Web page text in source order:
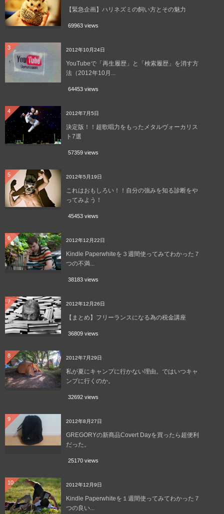
【緊急企画】ハリネズミの飼い方とその魅力
69963 views
3 2012年10月24日
YouTubeで「再生履歴」と「検索履歴」を消す方
法（2012年10月...
64453 views
4 2012年7月5日
決定版！！超歌唱力をもったメタルヴォーカリス
ト7選
57359 views
5 2012年5月19日
これはおもしろい！！自分の強みを知る診断をや
ってみよう！
45453 views
6 2012年12月22日
Kindle Paperwhiteを３週間使ってみてわかった７
つの不満...
38183 views
7 2012年12月26日
【まとめ】フリーランスになる為の税金講座
36809 views
8 2012年7月29日
私が夏にキャンプに行かない理由。ではいつキャ
ンプに行くのか。
32692 views
9 2012年8月27日
GREGORYの新商品Covert Dayを買ったら超便利
だった。
25170 views
10 2012年12月9日
Kindle Paperwhiteを１週間使ってみてわかった７
つの良い...